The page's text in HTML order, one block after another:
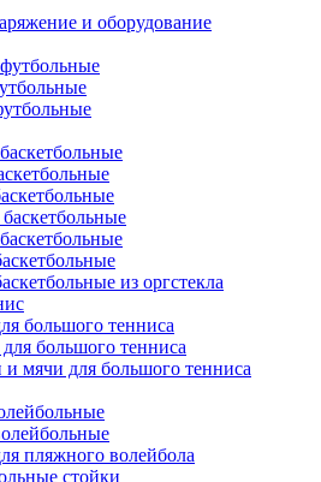
и оборудование
из оргстекла
большого тенниса
большого тенниса
и мячи для большого тенниса
пляжного волейбола
стойки